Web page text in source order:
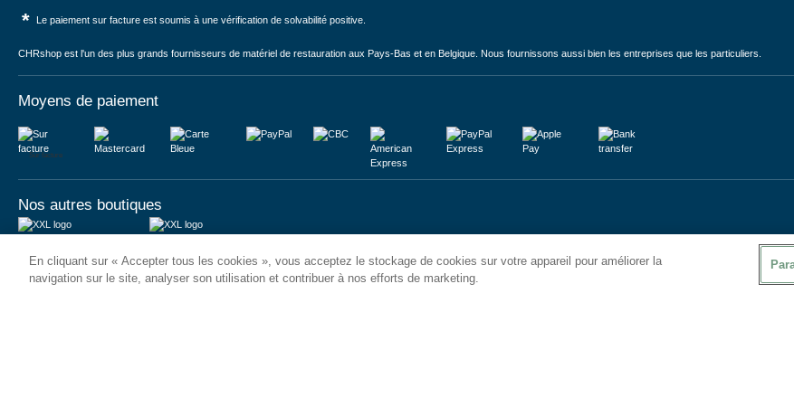
* Le paiement sur facture est soumis à une vérification de solvabilité positive.
CHRshop est l'un des plus grands fournisseurs de matériel de restauration aux Pays-Bas et en Belgique. Nous fournissons aussi bien les entreprises que les particuliers.
Moyens de paiement
Sur facture
Nos autres boutiques
Königsborner Straße 26a
39175 Biederitz | Deutschland
Vrijheidweg 34
1521RR Wormerveer | Nederland
En cliquant sur « Accepter tous les cookies », vous acceptez le stockage de cookies sur votre appareil pour améliorer la
navigation sur le site, analyser son utilisation et contribuer à nos efforts de marketing.